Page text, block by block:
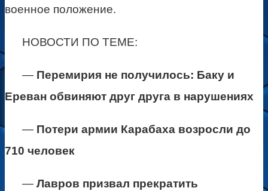
военное положение.
НОВОСТИ ПО ТЕМЕ:
— Перемирия не получилось: Баку и
Ереван обвиняют друг друга в нарушениях
— Потери армии Карабаха возросли до
710 человек
— Лавров призвал прекратить